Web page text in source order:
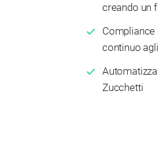
creando un
Compliance
continuo
Zucchetti